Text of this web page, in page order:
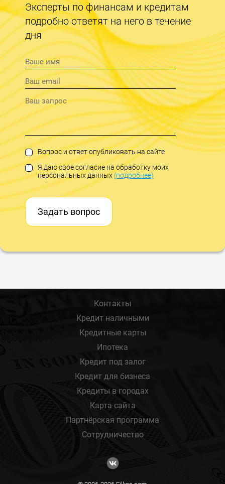
Эксперты по финансам и кредитам
подробно ответят на него в течение
дня
Вопрос и ответ опубликовать на сайте
Я даю свое согласие на обработку моих
персональных данных(подробнее)
Задать вопрос
Контакты
Кредит наличными
Кредитные карты
Ипотека
Кредит под залог
Кредит для бизнеса
Кредиты в городах
Карта сайта
Партнёрская программа
Сотрудничество